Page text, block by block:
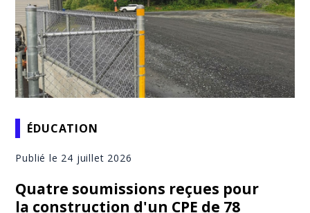
ÉDUCATION
Publié le 24 juillet 2026
Quatre soumissions reçues pour
la construction d'un CPE de 78